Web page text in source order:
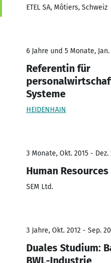
ETEL SA, Môtiers, Schweiz
6 Jahre und 5 Monate,
Referentin für
Systeme
HEIDENHAIN
3 Monate, Okt. 2015 - Dez.
Human
SEM Ltd.
3 Jahre, Okt. 2012 - Sep.
Duales Studium:
BWL-Industrie